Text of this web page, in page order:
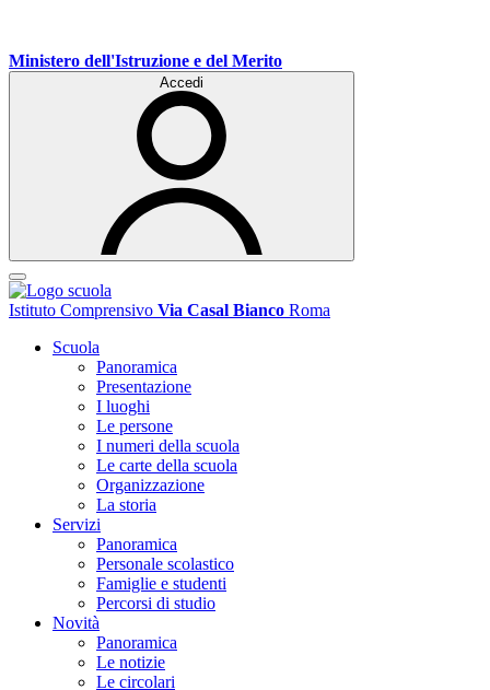
Ministero dell'Istruzione e del Merito
Accedi
Istituto Comprensivo Via Casal Bianco Roma
Scuola
Panoramica
Presentazione
I luoghi
Le persone
I numeri della scuola
Le carte della scuola
Organizzazione
La storia
Servizi
Panoramica
Personale scolastico
Famiglie e studenti
Percorsi di studio
Novità
Panoramica
Le notizie
Le circolari